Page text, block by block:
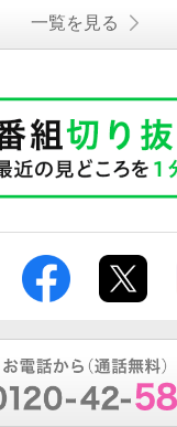
一覧を見る